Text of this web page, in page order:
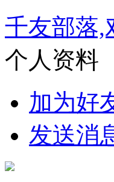
千友部落,
个人资料
加为好
发送消